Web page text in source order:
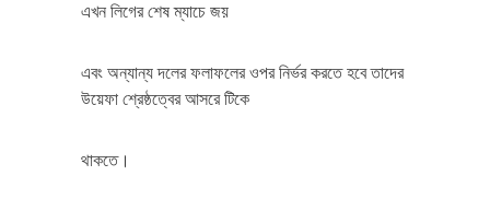
এখন লিগের শেষ ম্যাচে জয়
এবং অন্যান্য দলের ফলাফলের ওপর নির্ভর করতে হবে তাদের
উয়েফা শ্রেষ্ঠত্বের আসরে টিকে
থাকতে।